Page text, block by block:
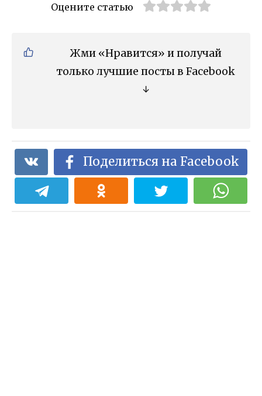
Оцените статью
Жми «Нравится» и получай
только лучшие посты в Facebook
↓
Поделиться на Facebook